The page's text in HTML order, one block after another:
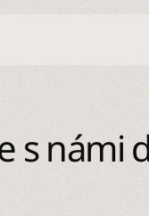
s námi